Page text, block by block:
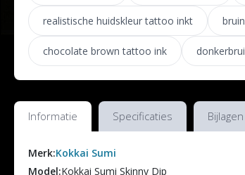
realistische huidskleur tattoo inkt
chocolate brown tattoo ink
Informatie Specificaties
Merk:Kokkai Sumi
Model:Kokkai Sumi Skinny Dip